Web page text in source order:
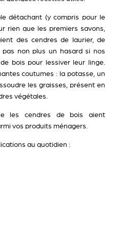
détachant (y compris pour le
rien que les premiers savons,
des cendres de laurier, de
pas non plus un hasard si nos
bois pour lessiver leur linge.
coutumes : la potasse, un
les graisses, présent en
végétales.
les cendres de bois aient
vos produits ménagers.
au quotidien :